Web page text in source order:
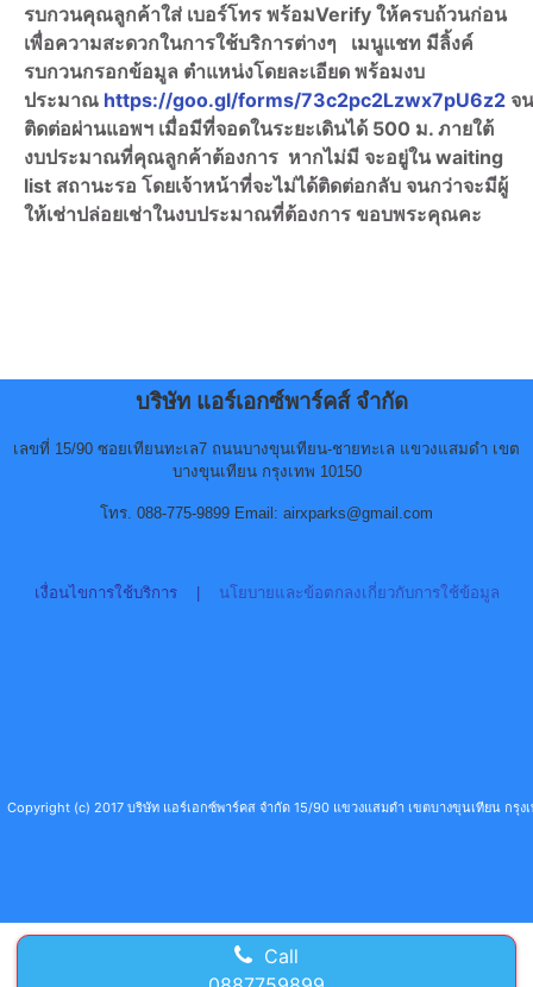
รบกวนคุณลูกค้าใส่ เบอร์โทร พร้อมVerify ให้ครบถ้วนก่อน
เพื่อความสะดวกในการใช้บริการต่างๆ เมนูแชท มีลิ้งค์
รบกวนกรอกข้อมูล ตำแหน่งโดยละเอียด พร้อมงบ
ประมาณ https://goo.gl/forms/73c2pc2Lzwx7pU6z2 จ
ติดต่อผ่านแอพฯ เมื่อมีที่จอดในระยะเดินได้ 500 ม. ภายใต้
งบประมาณที่คุณลูกค้าต้องการ หากไม่มี จะอยู่ใน waiting
list สถานะรอ โดยเจ้าหน้าที่จะไม่ได้ติดต่อกลับ จนกว่าจะมีผู้
ให้เช่าปล่อยเช่าในงบประมาณที่ต้องการ ขอบพระคุณคะ
บริษัท แอร์เอกซ์พาร์คส์ จำกัด
เลขที่ 15/90 ซอยเทียนทะเล7 ถนนบางขุนเทียน-ชายทะเล แขวงแสมดำ เขต
บางขุนเทียน กรุงเทพ 10150
โทร. 088-775-9899 Email: airxparks@gmail.com
เงื่อนไขการใช้บริการ| นโยบายและข้อตกลงเกี่ยวกับการใช้ข้อมูล
Copyright (c) 2017 บริษัท แอร์เอกซ์พาร์คส จำกัด 15/90 แขวงแสมดำ เขตบางขุนเทียน กรุ
Call